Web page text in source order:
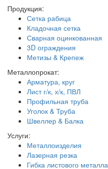
Продукция:
Сетка рабица
Кладочная сетка
Сварная оцинкованная
3D ограждения
Метизы & Крепеж
Металлопрокат:
Арматура, круг
Лист г/к, х/к, ПВЛ
Профильная труба
Уголок & Труба
Швеллер & Балка
Услуги:
Металлоизделия
Лазерная резка
Гибка листового металла